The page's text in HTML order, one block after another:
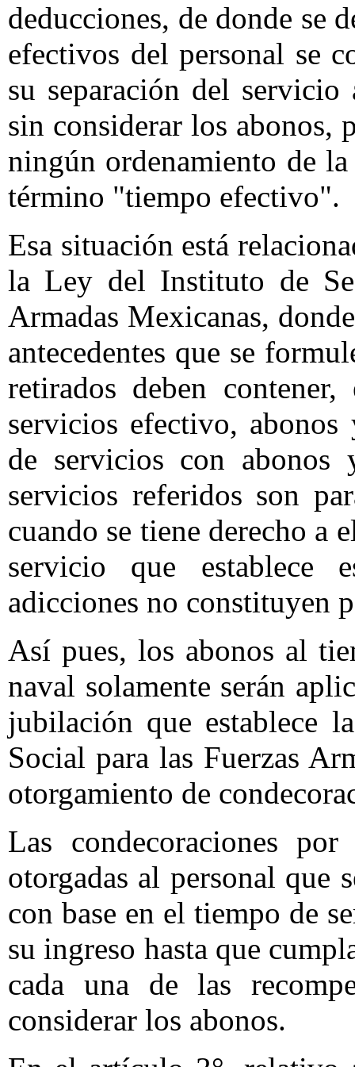
deducciones, de donde se
efectivos del personal se
su separación del
sin considerar los abonos,
ningún ordenamiento de
término "tiempo efectivo".
Esa situación está
la Ley del Instituto de
Armadas Mexicanas,
antecedentes que se
retirados deben
servicios efectivo,
de servicios con
servicios referidos son
cuando se tiene derecho a
servicio que establece
adicciones no constituyen
Así pues, los abonos al
naval solamente serán
jubilación que establece
Social para las Fuerzas
otorgamiento de
Las condecoraciones
otorgadas al personal que
con base en el tiempo de
su ingreso hasta que
cada una de las
considerar los abonos.